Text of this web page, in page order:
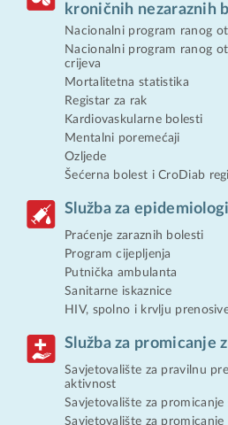
kroničnih nezaraznih
Nacionalni program ranog
Nacionalni program ranog
crijeva
Mortalitetna statistika
Registar za rak
Kardiovaskularne bolesti
Mentalni poremećaji
Ozljede
Šećerna bolest i CroDiab
Služba za
Praćenje zaraznih bolesti
Program cijepljenja
Putnička ambulanta
Sanitarne iskaznice
HIV, spolno i krvlju
Služba za promicanje
Savjetovalište za pravilnu
aktivnost
Savjetovalište za promicanje
Savjetovalište za